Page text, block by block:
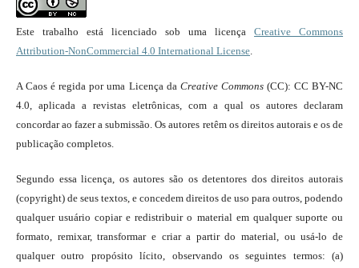
Este trabalho está licenciado sob uma licençaCreative Commons
Attribution-NonCommercial 4.0 International License.
A Caos é regida por uma Licença da Creative Commons(CC): CC BY-NC
4.0, aplicada a revistas eletrônicas, com a qual os autores declaram
concordar ao fazer a submissão. Os autores retêm os direitos autorais e os de
publicação completos.
Segundo essa licença, os autores são os detentores dos direitos autorais
(copyright) de seus textos, e concedem direitos de uso para outros, podendo
qualquer usuário copiar e redistribuir o material em qualquer suporte ou
formato, remixar, transformar e criar a partir do material, ou usá-lo de
qualquer outro propósito lícito, observando os seguintes termos: (a)